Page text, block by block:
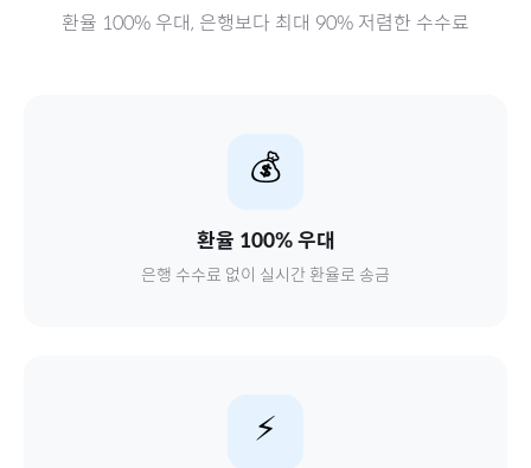
환율 100% 우대, 은행보다 최대 90% 저렴한 수수료
💰
환율 100% 우대
은행 수수료 없이 실시간 환율로 송금
⚡